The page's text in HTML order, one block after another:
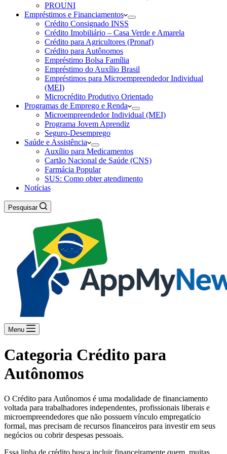
PROUNI
Empréstimos e Financiamentos
Crédito Consignado INSS
Crédito Imobiliário – Casa Verde e Amarela
Crédito para Agricultores (Pronaf)
Crédito para Autônomos
Empréstimo Bolsa Família
Empréstimo do Auxílio Brasil
Empréstimos para Microempreendedor Individual
(MEI)
Microcrédito Produtivo Orientado
Programas de Emprego e Renda
Microempreendedor Individual (MEI)
Programa Jovem Aprendiz
Seguro-Desemprego
Saúde e Assistência
Auxílio para Medicamentos
Cartão Nacional de Saúde (CNS)
Farmácia Popular
SUS: Como obter atendimento
Notícias
Pesquisar
Menu
Categoria Crédito para
Autônomos
O Crédito para Autônomos é uma modalidade de financiamento
voltada para trabalhadores independentes, profissionais liberais e
microempreendedores que não possuem vínculo empregatício
formal, mas precisam de recursos financeiros para investir em seus
negócios ou cobrir despesas pessoais.
Essa linha de crédito busca incluir financeiramente quem, muitas